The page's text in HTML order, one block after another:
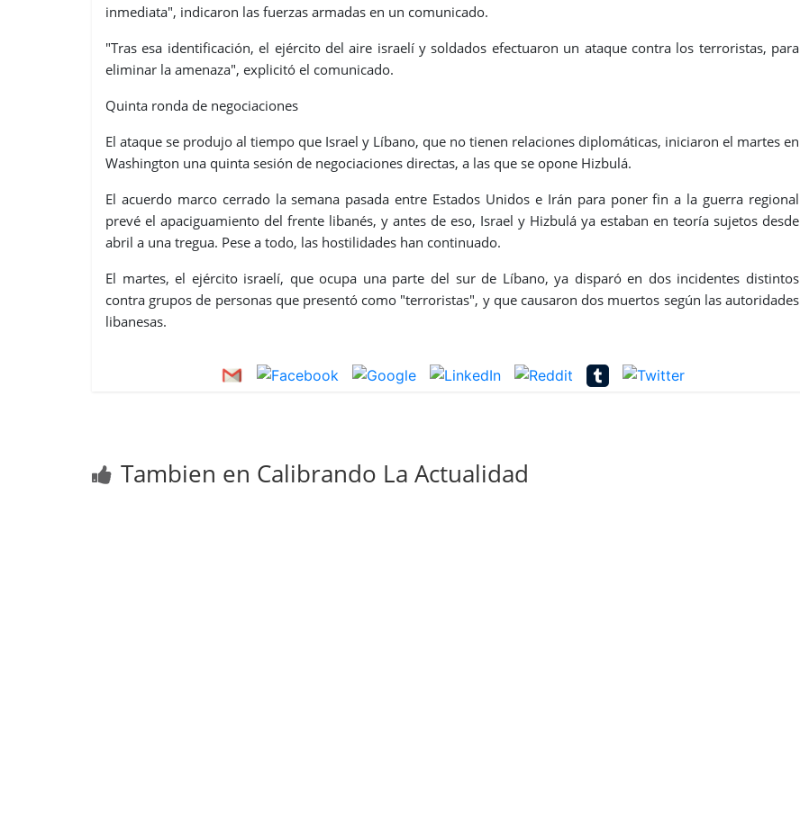
inmediata", indicaron las fuerzas armadas en un comunicado.
"Tras esa identificación, el ejército del aire israelí y soldados efectuaron un ataque contra los terroristas, para
eliminar la amenaza", explicitó el comunicado.
Quinta ronda de negociaciones
El ataque se produjo al tiempo que Israel y Líbano, que no tienen relaciones diplomáticas, iniciaron el martes en
Washington una quinta sesión de negociaciones directas, a las que se opone Hizbulá.
El acuerdo marco cerrado la semana pasada entre Estados Unidos e Irán para poner fin a la guerra regional
prevé el apaciguamiento del frente libanés, y antes de eso, Israel y Hizbulá ya estaban en teoría sujetos desde
abril a una tregua. Pese a todo, las hostilidades han continuado.
El martes, el ejército israelí, que ocupa una parte del sur de Líbano, ya disparó en dos incidentes distintos
contra grupos de personas que presentó como "terroristas", y que causaron dos muertos según las autoridades
libanesas.
Tambien en Calibrando La Actualidad